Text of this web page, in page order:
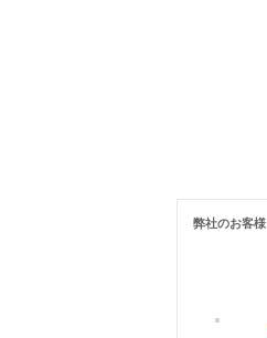
弊社のお客様